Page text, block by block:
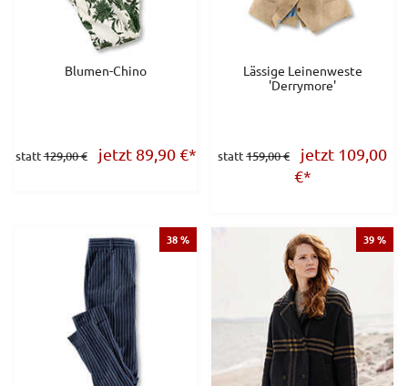
Blumen-Chino
statt129,00 € jetzt 89,90€*
Lässige Leinenweste
'Derrymore'
statt159,00 €
jetzt 109,00
€*
38 % 39 %